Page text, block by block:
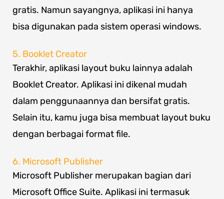
gratis. Namun sayangnya, aplikasi ini hanya
bisa digunakan pada sistem operasi windows.
5. Booklet Creator
Terakhir, aplikasi layout buku lainnya adalah
Booklet Creator. Aplikasi ini dikenal mudah
dalam penggunaannya dan bersifat gratis.
Selain itu, kamu juga bisa membuat layout buku
dengan berbagai format file.
6. Microsoft Publisher
Microsoft Publisher merupakan bagian dari
Microsoft Office Suite. Aplikasi ini termasuk